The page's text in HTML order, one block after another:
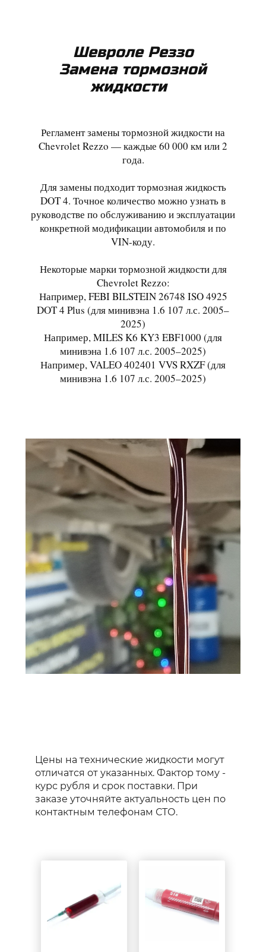
Шевроле Реззо
Замена тормозной
жидкости
Регламент замены тормозной жидкости на
Chevrolet Rezzo — каждые 60 000 км или 2
года.
Для замены подходит тормозная жидкость
DOT 4. Точное количество можно узнать в
руководстве по обслуживанию и эксплуатации
конкретной модификации автомобиля и по
VIN-коду.
Некоторые марки тормозной жидкости для
Chevrolet Rezzo:
Например, FEBI BILSTEIN 26748 ISO 4925
DOT 4 Plus (для минивэна 1.6 107 л.с. 2005–
2025)
​Например, MILES K6 KY3 EBF1000 (для
минивэна 1.6 107 л.с. 2005–2025)
Например, VALEO 402401 VVS RXZF (для
минивэна 1.6 107 л.с. 2005–2025)
Цены на технические жидкости могут
отличатся от указанных. Фактор тому -
курс рубля и срок поставки. При
заказе уточняйте актуальность цен по
контактным телефонам СТО.